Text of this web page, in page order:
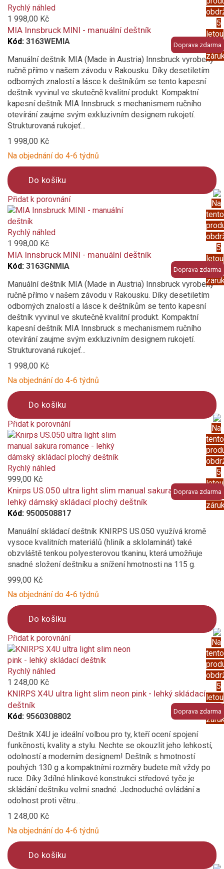
5
letou
added
to
compare
Doprava zdarma
Na
tento
5
letou
Rychlý náhled
1 998,00 Kč
MIA Innsbruck MINI - manuální deštník
Kód: 3163WEMIA
Manuální deštník MIA (Made in Austria) Innsbruck vyrobený
ručně přímo v našem závodu v Rakousku. Díky desetiletím
odborných znalostí a lásce k deštníkům se tento kapesní
deštník vyvinul ve skutečně kvalitní produkt. Kompaktní
kapesní deštník MIA Innsbruck s mechanismem ručního
otevírání zaujme svým exkluzivním designem rukojetí.
Strukturovaná rukojeť...
1 998,00 Kč
Na objednání do 4-6 týdnů
Do košíku
Přidat k porovnání
Product
is
added
to
compare
Doprava zdarma
Na
tento
5
letou
Rychlý náhled
1 998,00 Kč
MIA Innsbruck MINI - manuální deštník
Kód: 3163GNMIA
Manuální deštník MIA (Made in Austria) Innsbruck vyrobený
ručně přímo v našem závodu v Rakousku. Díky desetiletím
odborných znalostí a lásce k deštníkům se tento kapesní
deštník vyvinul ve skutečně kvalitní produkt. Kompaktní
kapesní deštník MIA Innsbruck s mechanismem ručního
otevírání zaujme svým exkluzivním designem rukojetí.
Strukturovaná rukojeť...
1 998,00 Kč
Na objednání do 4-6 týdnů
Do košíku
Přidat k porovnání
Product
is
added
to
compare
Doprava zdarma
Na
tento
5
letou
Rychlý náhled
999,00 Kč
Knirps US.050 ultra light slim manual sakura romance -
lehký dámský skládací plochý deštník
Kód: 9500508817
Manuální skládací deštník KNIRPS US.050 využívá kromě
vysoce kvalitních materiálů (hliník a sklolaminát) také
obzvláště tenkou polyesterovou tkaninu, která umožňuje
snadné složení deštníku a snížení hmotnosti na 115 g.
999,00 Kč
Na objednání do 4-6 týdnů
Do košíku
Přidat k porovnání
Product
is
added
to
compare
Doprava zdarma
Rychlý náhled
1 248,00 Kč
KNIRPS X4U ultra light slim neon pink - lehký skládací
deštník
Kód: 9560308802
Deštník X4U je ideální volbou pro ty, kteří ocení spojení
funkčnosti, kvality a stylu. Nechte se okouzlit jeho lehkostí,
odolností a moderním designem! Deštník s hmotností
pouhých 130 g a kompaktními rozměry budete mít vždy po
ruce. Díky 3dílné hliníkové konstrukci středové tyče je
skládání deštníku velmi snadné. Jednoduché ovládání a
odolnost proti větru...
1 248,00 Kč
Na objednání do 4-6 týdnů
Do košíku